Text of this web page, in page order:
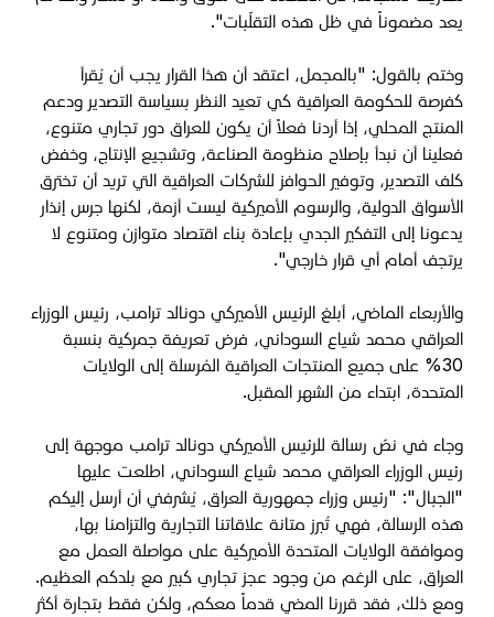
يعد مضموناً في ظل هذه التقلّبات".
وختم بالقول: "بالمجمل، اعتقد أن هذا القرار يجب أن يُقرأ
كفرصة للحكومة العراقية كي تعيد النظر بسياسة التصدير ودعم
المنتج المحلي، إذا أردنا فعلاً أن يكون للعراق دور تجاري متنوع،
فعلينا أن نبدأ بإصلاح منظومة الصناعة، وتشجيع الإنتاج، وخفض
كلف التصدير، وتوفير الحوافز للشركات العراقية التي تريد أن تخترق
الأسواق الدولية، والرسوم الأميركية ليست أزمة، لكنها جرس إنذار
يدعونا إلى التفكير الجدي بإعادة بناء اقتصاد متوازن ومتنوع لا
يرتجف أمام أي قرار خارجي".
والأربعاء الماضي، أبلغ الرئيس الأميركي دونالد ترامب، رئيس الوزراء
العراقي محمد شياع السوداني، فرض تعريفة جمركية بنسبة
30% على جميع المنتجات العراقية المُرسلة إلى الولايات
المتحدة، ابتداء من الشهر المقبل.
وجاء في نصّ رسالة للرئيس الأميركي دونالد ترامب موجهة إلى
رئيس الوزراء العراقي محمد شياع السوداني، اطلعت عليها
"الجبال": "رئيس وزراء جمهورية العراق، يُشرفني أن أرسل إليكم
هذه الرسالة، فهي تُبرز متانة علاقاتنا التجارية والتزامنا بها،
وموافقة الولايات المتحدة الأميركية على مواصلة العمل مع
العراق، على الرغم من وجود عجز تجاري كبير مع بلدكم العظيم.
ومع ذلك، فقد قررنا المضي قدماً معكم، ولكن فقط بتجارة أكثر